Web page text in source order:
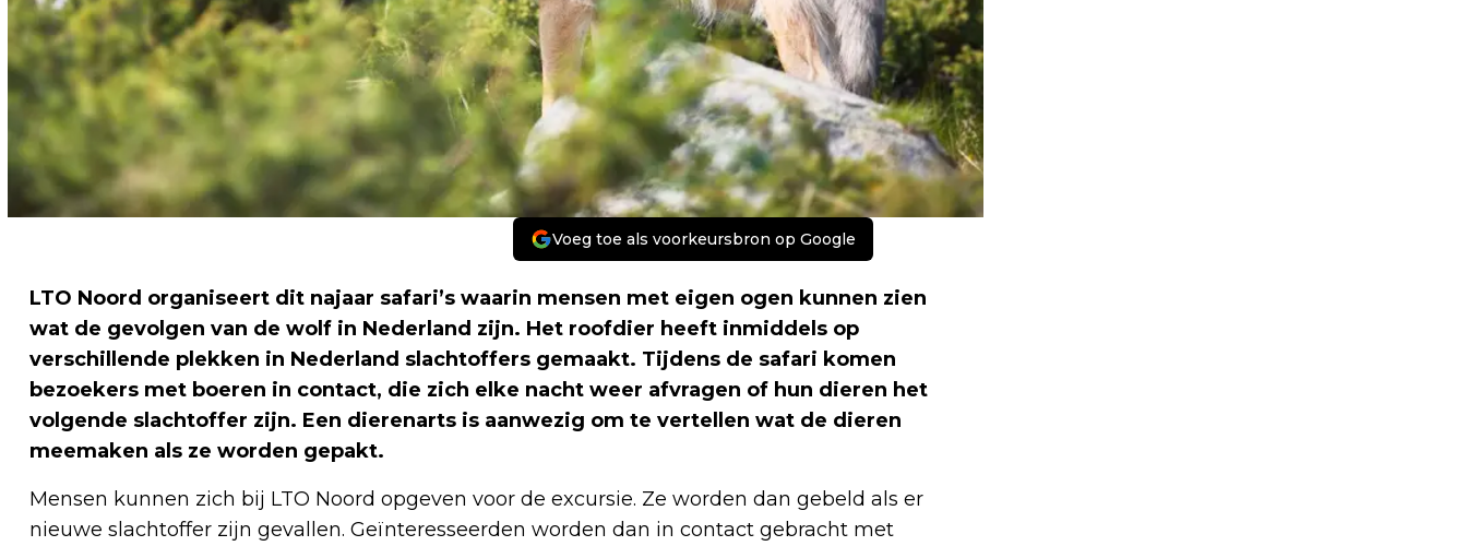
Voeg toe als voorkeursbron op Google
LTO Noord organiseert dit najaar safari’s waarin mensen met eigen ogen kunnen zien
wat de gevolgen van de wolf in Nederland zijn. Het roofdier heeft inmiddels op
verschillende plekken in Nederland slachtoffers gemaakt. Tijdens de safari komen
bezoekers met boeren in contact, die zich elke nacht weer afvragen of hun dieren het
volgende slachtoffer zijn. Een dierenarts is aanwezig om te vertellen wat de dieren
meemaken als ze worden gepakt.
Mensen kunnen zich bij LTO Noord opgeven voor de excursie. Ze worden dan gebeld als er
nieuwe slachtoffer zijn gevallen. Geïnteresseerden worden dan in contact gebracht met